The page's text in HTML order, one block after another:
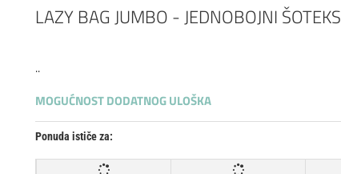
LAZY BAG JUMBO - JEDNOBOJNI ŠOTEKS
..
MOGUĆNOST DODATNOG ULOŠKA
Ponuda ističe za: